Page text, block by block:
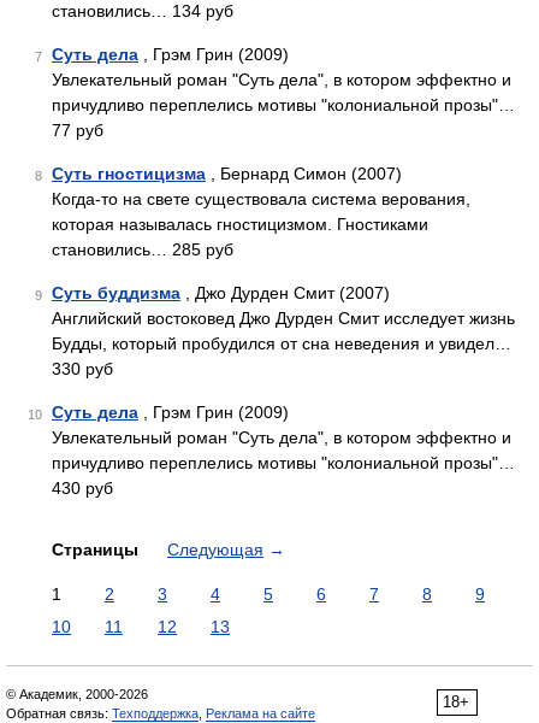
становились… 134 руб
7 Суть дела , Грэм Грин (2009)
Увлекательный роман "Суть дела", в котором эффектно и
причудливо переплелись мотивы "колониальной прозы"…
77 руб
8 Суть гностицизма , Бернард Симон (2007)
Когда-то на свете существовала система верования,
которая называлась гностицизмом. Гностиками
становились… 285 руб
9 Суть буддизма , Джо Дурден Смит (2007)
Английский востоковед Джо Дурден Смит исследует жизнь
Будды, который пробудился от сна неведения и увидел…
330 руб
10 Суть дела , Грэм Грин (2009)
Увлекательный роман "Суть дела", в котором эффектно и
причудливо переплелись мотивы "колониальной прозы"…
430 руб
Страницы Следующая →
1 2 3 4 5 6 7 8
9
10
11 12 13
18+
© Академик, 2000-2026
Обратная связь: Техподдержка Реклама на сайте